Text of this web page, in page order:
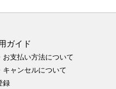
ガイド
お支払い方法について
キャンセルについて
録